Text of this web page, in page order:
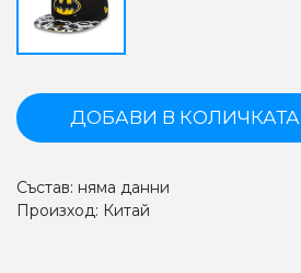
ДОБАВИ В КОЛИЧКАТА
Състав: няма данни
Произход: Китай